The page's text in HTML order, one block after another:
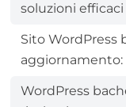
soluzioni efficaci
Sito WordPress
WordPress